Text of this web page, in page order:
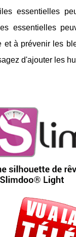
essentielles
essentielles
et à prévenir les
d'ajouter les